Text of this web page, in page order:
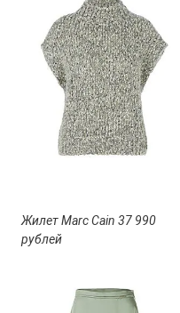
Жилет Marc Cain 37 990
рублей